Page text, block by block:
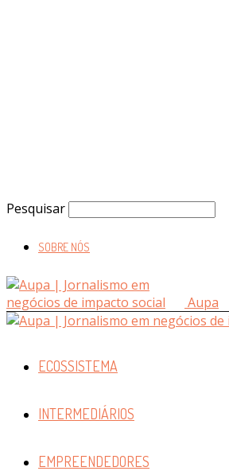
Pesquisar
SOBRE NÓS
Aupa
ECOSSISTEMA
INTERMEDIÁRIOS
EMPREENDEDORES